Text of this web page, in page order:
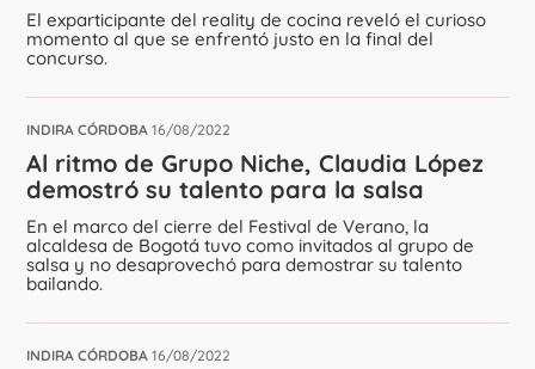
El exparticipante del reality de cocina reveló el curioso
momento al que se enfrentó justo en la final del
concurso.
INDIRA CÓRDOBA 16/08/2022
Al ritmo de Grupo Niche, Claudia López
demostró su talento para la salsa
En el marco del cierre del Festival de Verano, la
alcaldesa de Bogotá tuvo como invitados al grupo de
salsa y no desaprovechó para demostrar su talento
bailando.
INDIRA CÓRDOBA 16/08/2022